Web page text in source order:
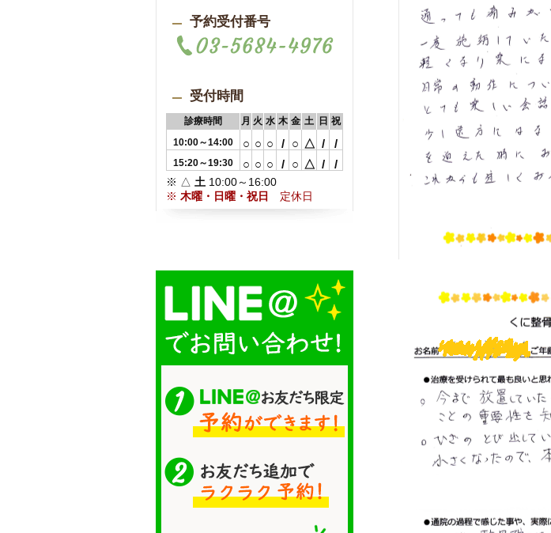
予約受付番号
受付時間
診療時間 月 火 水 木 金 土 日 祝
10:00～14:00
○ ○ ○ / ○ △ / /
15:20～19:30 ○ ○ ○ / ○ △ / /
※ △ 土 10:00～16:00
※ 木曜・日曜・祝日 定休日